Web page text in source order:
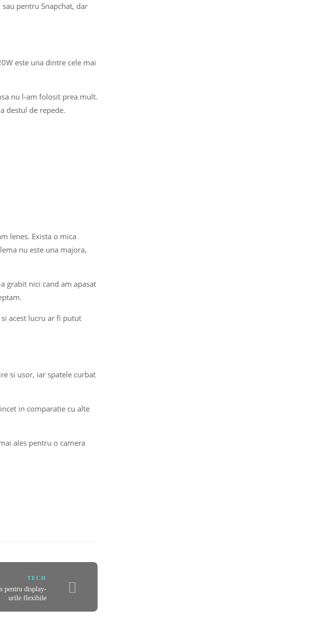
pentru Snapchat, dar
este una dintre cele mai
nu l-am folosit prea mult.
destul de repede.
lenes. Exista o mica
nu este una majora,
grabit nici cand am apasat
acest lucru ar fi putut
si usor, iar spatele curbat
in comparatie cu alte
ales pentru o camera
TECH
pentru display-
urile flexibile